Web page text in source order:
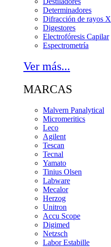
Determinadores
Difracción de rayos X
Digestores
Electrofóresis Capilar
Espectrometría
Ver más...
MARCAS
Malvern Panalytical
Micromeritics
Leco
Agilent
Tescan
Tecnal
Yamato
Tinius Olsen
Labware
Mecalor
Herzog
Unitron
Accu Scope
Digimed
Netzsch
Labor Estabille